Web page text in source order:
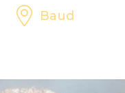
Baud